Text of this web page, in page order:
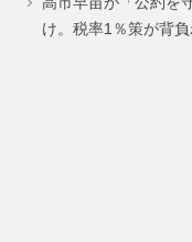
け。税率1％策が背